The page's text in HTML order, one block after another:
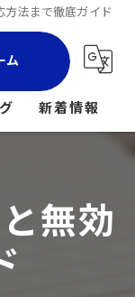
法まで徹底ガイド
ム
新着情報
無効